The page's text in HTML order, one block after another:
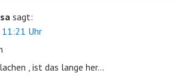
sagt:
Uhr
, ist das lange her…